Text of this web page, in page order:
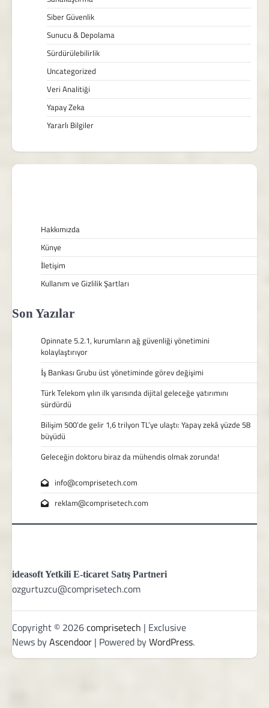
Siber Güvenlik
Sunucu & Depolama
Sürdürülebilirlik
Uncategorized
Veri Analitiği
Yapay Zeka
Yararlı Bilgiler
Hakkımızda
Künye
İletişim
Kullanım ve Gizlilik Şartları
Son Yazılar
Opinnate 5.2.1, kurumların ağ güvenliği yönetimini
kolaylaştırıyor
İş Bankası Grubu üst yönetiminde görev değişimi
Türk Telekom yılın ilk yarısında dijital geleceğe yatırımını
sürdürdü
Bilişim 500’de gelir 1,6 trilyon TL’ye ulaştı: Yapay zekâ yüzde 58
büyüdü
Geleceğin doktoru biraz da mühendis olmak zorunda!
info@comprisetech.com
reklam@comprisetech.com
ideasoft Yetkili E-ticaret Satış Partneri
ozgurtuzcu@comprisetech.com
Copyright © 2026comprisetech | Exclusive
News byAscendoor | Powered byWordPress.